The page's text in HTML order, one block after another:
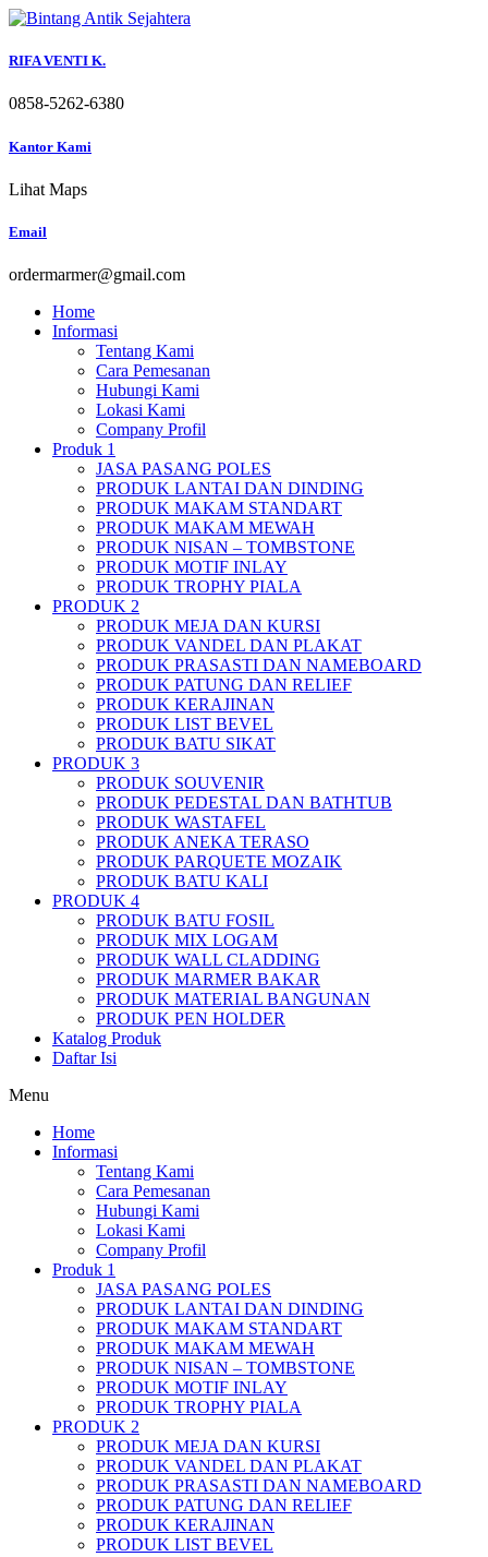
Skip
content
RIFA VENTI K.
0858-5262-6380
Kantor Kami
Lihat Maps
Email
ordermarmer@gmail.com
Home
Informasi
Tentang Kami
Cara Pemesanan
Hubungi Kami
Lokasi Kami
Company Profil
Produk 1
JASA PASANG POLES
PRODUK LANTAI DAN DINDING
PRODUK MAKAM STANDART
PRODUK MAKAM MEWAH
PRODUK NISAN – TOMBSTONE
PRODUK MOTIF INLAY
PRODUK TROPHY PIALA
PRODUK 2
PRODUK MEJA DAN KURSI
PRODUK VANDEL DAN PLAKAT
PRODUK PRASASTI DAN NAMEBOARD
PRODUK PATUNG DAN RELIEF
PRODUK KERAJINAN
PRODUK LIST BEVEL
PRODUK BATU SIKAT
PRODUK 3
PRODUK SOUVENIR
PRODUK PEDESTAL DAN BATHTUB
PRODUK WASTAFEL
PRODUK ANEKA TERASO
PRODUK PARQUETE MOZAIK
PRODUK BATU KALI
PRODUK 4
PRODUK BATU FOSIL
PRODUK MIX LOGAM
PRODUK WALL CLADDING
PRODUK MARMER BAKAR
PRODUK MATERIAL BANGUNAN
PRODUK PEN HOLDER
Katalog Produk
Daftar Isi
Menu
Home
Informasi
Tentang Kami
Cara Pemesanan
Hubungi Kami
Lokasi Kami
Company Profil
Produk 1
JASA PASANG POLES
PRODUK LANTAI DAN DINDING
PRODUK MAKAM STANDART
PRODUK MAKAM MEWAH
PRODUK NISAN – TOMBSTONE
PRODUK MOTIF INLAY
PRODUK TROPHY PIALA
PRODUK 2
PRODUK MEJA DAN KURSI
PRODUK VANDEL DAN PLAKAT
PRODUK PRASASTI DAN NAMEBOARD
PRODUK PATUNG DAN RELIEF
PRODUK KERAJINAN
PRODUK LIST BEVEL